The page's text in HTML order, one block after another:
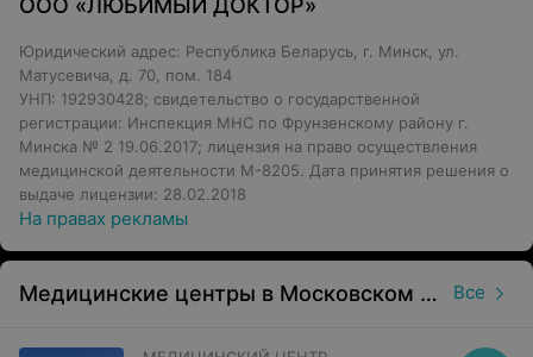
ООО «ЛЮБИМЫЙ ДОКТОР»
Юридический адрес: Республика Беларусь, г. Минск, ул.
Матусевича, д. 70, пом. 184
УНП: 192930428; свидетельство о государственной
регистрации: Инспекция МНС по Фрунзенскому району г.
Минска № 2 19.06.2017; лицензия на право осуществления
медицинской деятельности М-8205. Дата принятия решения о
выдаче лицензии: 28.02.2018
На правах рекламы
Медицинские центры в Московском районе в Минске Все